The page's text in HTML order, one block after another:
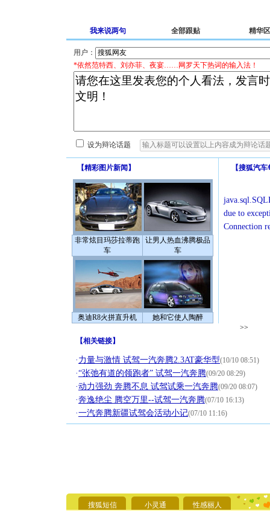
我来说两句 全部跟贴 精华区
用户：
*依然范特西、刘亦菲、夜宴……网罗天下热词的输入法！
设为辩论话题
【精彩图片新闻 】
非常炫目玛莎拉蒂跑
车
让男人热血沸腾极品
车
奥迪R8火拼直升机 她和它使人陶醉
【搜狐汽车
due to
Connection
>>
【相关链接】
· 力量与激情 试驾一汽奔腾2.3AT豪华型(10/10 08:51)
·“张弛有道的领跑者” 试驾一汽奔腾(09/20 08:29)
·动力强劲 奔腾不息 试驾试乘一汽奔腾(09/20 08:07)
·奔逸绝尘 腾空万里--试驾一汽奔腾(07/10 16:13)
·一汽奔腾新疆试驾会活动小记(07/10 11:16)
搜狐短信 小灵通 性感丽人
要平安！
[圣诞节]